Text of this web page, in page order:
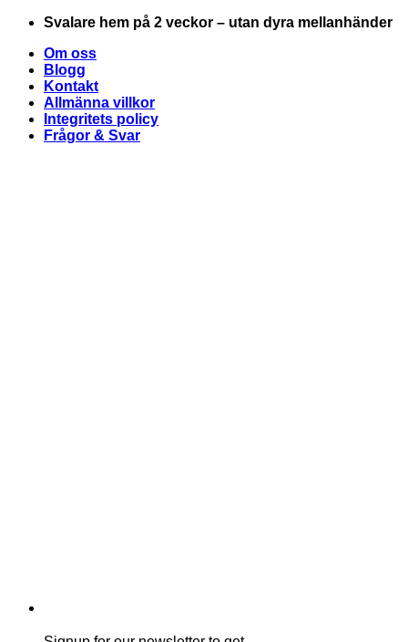
Skip
content
Svalare hem på 2 veckor – utan dyra mellanhänder
Om oss
Blogg
Kontakt
Allmänna villkor
Integritets policy
Frågor & Svar